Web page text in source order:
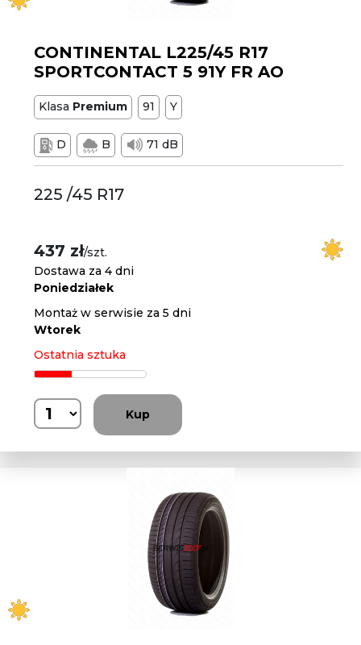
CONTINENTAL L225/45 R17
SPORTCONTACT 5 91Y FR AO
Klasa Premium 91 Y
D B 71 dB
225 /45 R17
437 zł/szt.
Dostawa za 4 dni
Poniedziałek
Montaż w serwisie za 5 dni
Wtorek
Ostatnia sztuka
Kup